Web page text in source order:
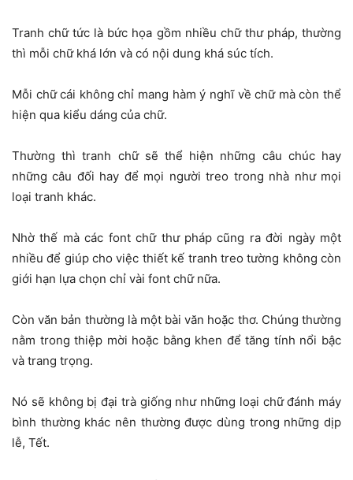
Tranh chữ tức là bức họa gồm nhiều chữ thư pháp, thường
thì mỗi chữ khá lớn và có nội dung khá súc tích.
Mỗi chữ cái không chỉ mang hàm ý nghĩ về chữ mà còn thể
hiện qua kiểu dáng của chữ.
Thường thì tranh chữ sẽ thể hiện những câu chúc hay
những câu đối hay để mọi người treo trong nhà như mọi
loại tranh khác.
Nhờ thế mà các font chữ thư pháp cũng ra đời ngày một
nhiều để giúp cho việc thiết kế tranh treo tường không còn
giới hạn lựa chọn chỉ vài font chữ nữa.
Còn văn bản thường là một bài văn hoặc thơ. Chúng thường
nằm trong thiệp mời hoặc bằng khen để tăng tính nổi bậc
và trang trọng.
Nó sẽ không bị đại trà giống như những loại chữ đánh máy
bình thường khác nên thường được dùng trong những dịp
lễ, Tết.